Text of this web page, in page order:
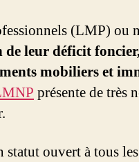
(LMP)
leur déficit
mobiliers et
présente de très
statut ouvert à tous